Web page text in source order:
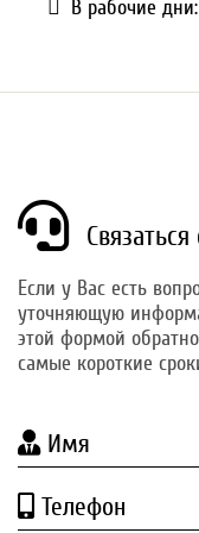
В рабочие
Если у Вас есть
уточняющую
этой формой
самые короткие
Имя
Телефон